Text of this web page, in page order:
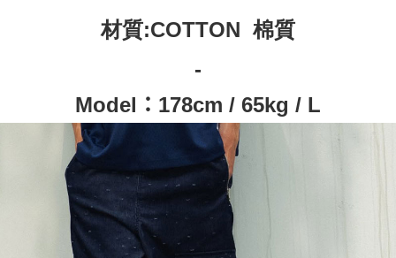
材質:COTTON 棉質
-
Model： 178cm / 65kg / L